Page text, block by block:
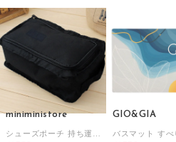
miniministore GIO&GIA